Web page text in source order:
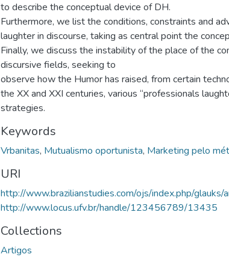
to describe the conceptual device of DH.
Furthermore, we list the conditions, constraints and
laughter in discourse, taking as central point the
Finally, we discuss the instability of the place of the
discursive fields, seeking to
observe how the Humor has raised, from certain
the XX and XXI centuries, various “professionals
strategies.
Keywords
Vrbanitas, Mutualismo oportunista, Marketing pelo
URI
http://www.brazilianstudies.com/ojs/index.php/
http://www.locus.ufv.br/handle/123456789/13435
Collections
Artigos